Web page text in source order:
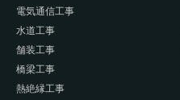
電気通信工事
水道工事
舗装工事
橋梁工事
熱絶縁工事